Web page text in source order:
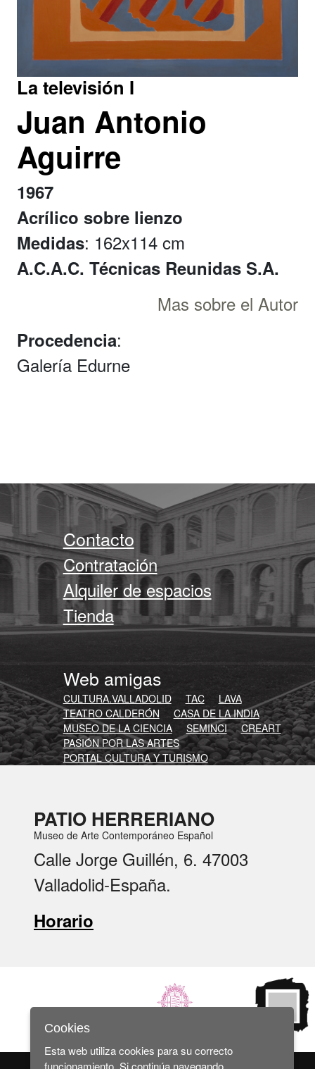
La televisión I
Juan Antonio
Aguirre
1967
Acrílico sobre lienzo
Medidas: 162x114 cm
A.C.A.C. Técnicas Reunidas S.A.
Mas sobre el Autor
Procedencia:
Galería Edurne
Contacto
Contratación
Alquiler de espacios
Tienda
Web amigas
CULTURA.VALLADOLID TAC
LAVA
TEATRO CALDERÓN
CASA DE LA INDIA
MUSEO DE LA CIENCIA
SEMINCI
CREART
PASIÓN POR LAS ARTES
PORTAL CULTURA Y TURISMO
PATIO HERRERIANO
Museo de Arte Contemporáneo Español
Calle Jorge Guillén, 6. 47003
Valladolid-España.
Horario
Cookies
Esta web utiliza cookies para su correcto
funcionamiento. Si continúa navegando